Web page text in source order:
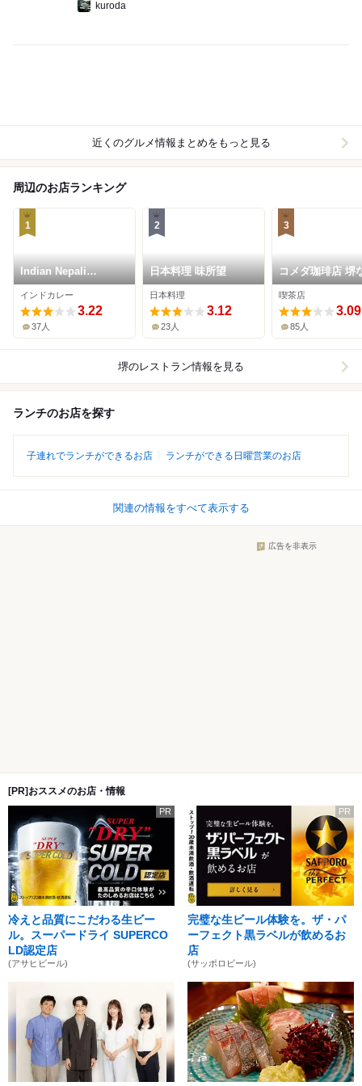
kuroda
近くのグルメ情報まとめをもっと見る
周辺のお店ランキング
1
Indian Nepali
Restaurant HEERA
インドカレー
3.22
37人
2
日本料理 味所望
日本料理
3.12
23人
3
コメダ珈琲店 堺
もず店
喫茶店
3.09
85人
堺のレストラン情報を見る
ランチのお店を探す
子連れでランチができるお店 ランチができる日曜営業のお店
関連の情報をすべて表示する
広告を非表示
[PR]おススメのお店・情報
PR
冷えと品質にこだわる生ビー
ル。スーパードライ SUPERCO
LD認定店
(アサヒビール)
PR
完璧な生ビール体験を。ザ・パ
ーフェクト黒ラベルが飲めるお
店
(サッポロビール)